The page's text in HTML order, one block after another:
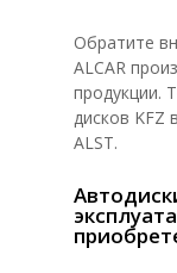
Обратите
ALCAR
продукции.
дисков KFZ
ALST.